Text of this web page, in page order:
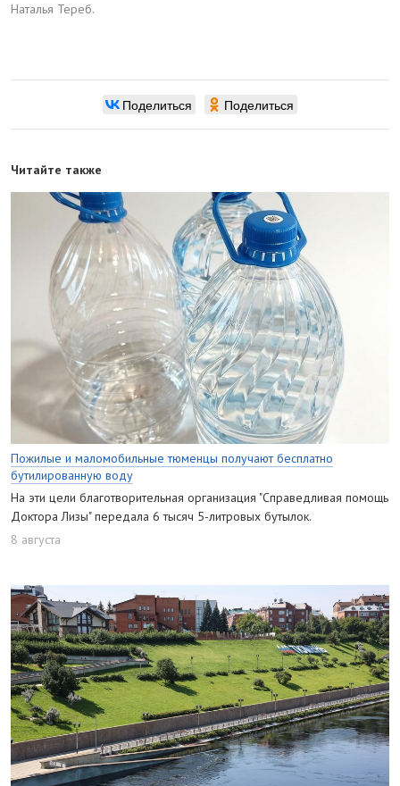
Наталья Тереб.
Поделиться Поделиться
Читайте также
Пожилые и маломобильные тюменцы получают бесплатно
бутилированную воду
На эти цели благотворительная организация "Справедливая помощь
Доктора Лизы" передала 6 тысяч 5-литровых бутылок.
8 августа